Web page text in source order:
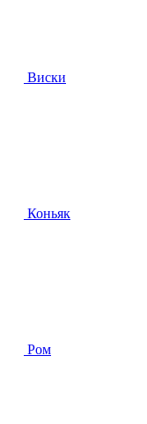
Виски
Коньяк
Ром